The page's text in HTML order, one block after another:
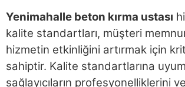
Yenimahalle beton kırma ustası
kalite standartları, müşteri
hizmetin etkinliğini artırmak için
sahiptir. Kalite standartlarına
sağlayıcıların profesyonelliklerini ve